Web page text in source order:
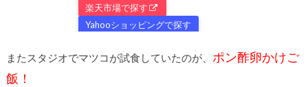
楽天市場で探す
Yahooショッピングで探す
またスタジオでマツコが試食していたのが、 ポン酢卵かけご
飯！